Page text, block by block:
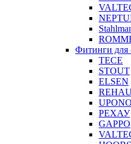
Фитинги для
TECE
STOUT
ELSEN
РЕХАУ
GAPPO